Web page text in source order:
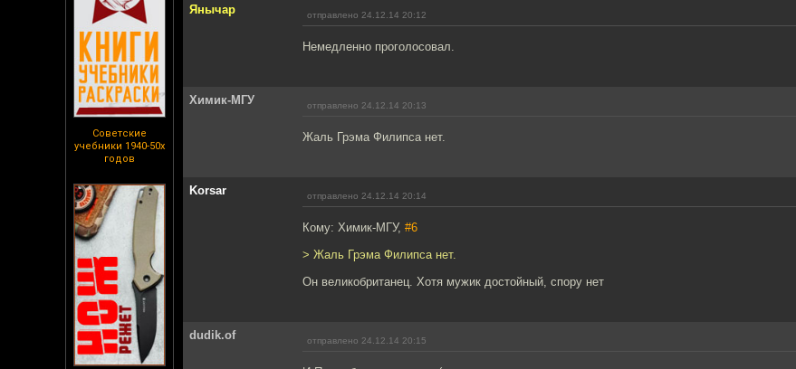
Советские
учебники 1940-50х
годов
Янычар отправлено 24.12.14 20:12
Немедленно проголосовал.
Химик-МГУ отправлено 24.12.14 20:13
Жаль Грэма Филипса нет.
Korsar отправлено 24.12.14 20:14
Кому: Химик-МГУ, #6
> Жаль Грэма Филипса нет.
Он великобританец. Хотя мужик достойный, спору нет
dudik.of отправлено 24.12.14 20:15